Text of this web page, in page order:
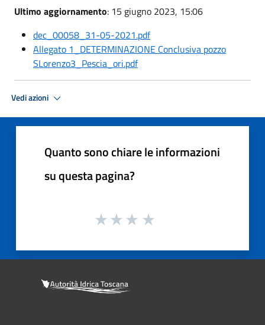
Ultimo aggiornamento: 15 giugno 2023, 15:06
dec_00058_31-05-2021.pdf
Allegato 1_DETERMINAZIONE Conclusiva pozzo
SLorenzo3_Pescia_ori.pdf
Vedi azioni
Quanto sono chiare le informazioni
su questa pagina?